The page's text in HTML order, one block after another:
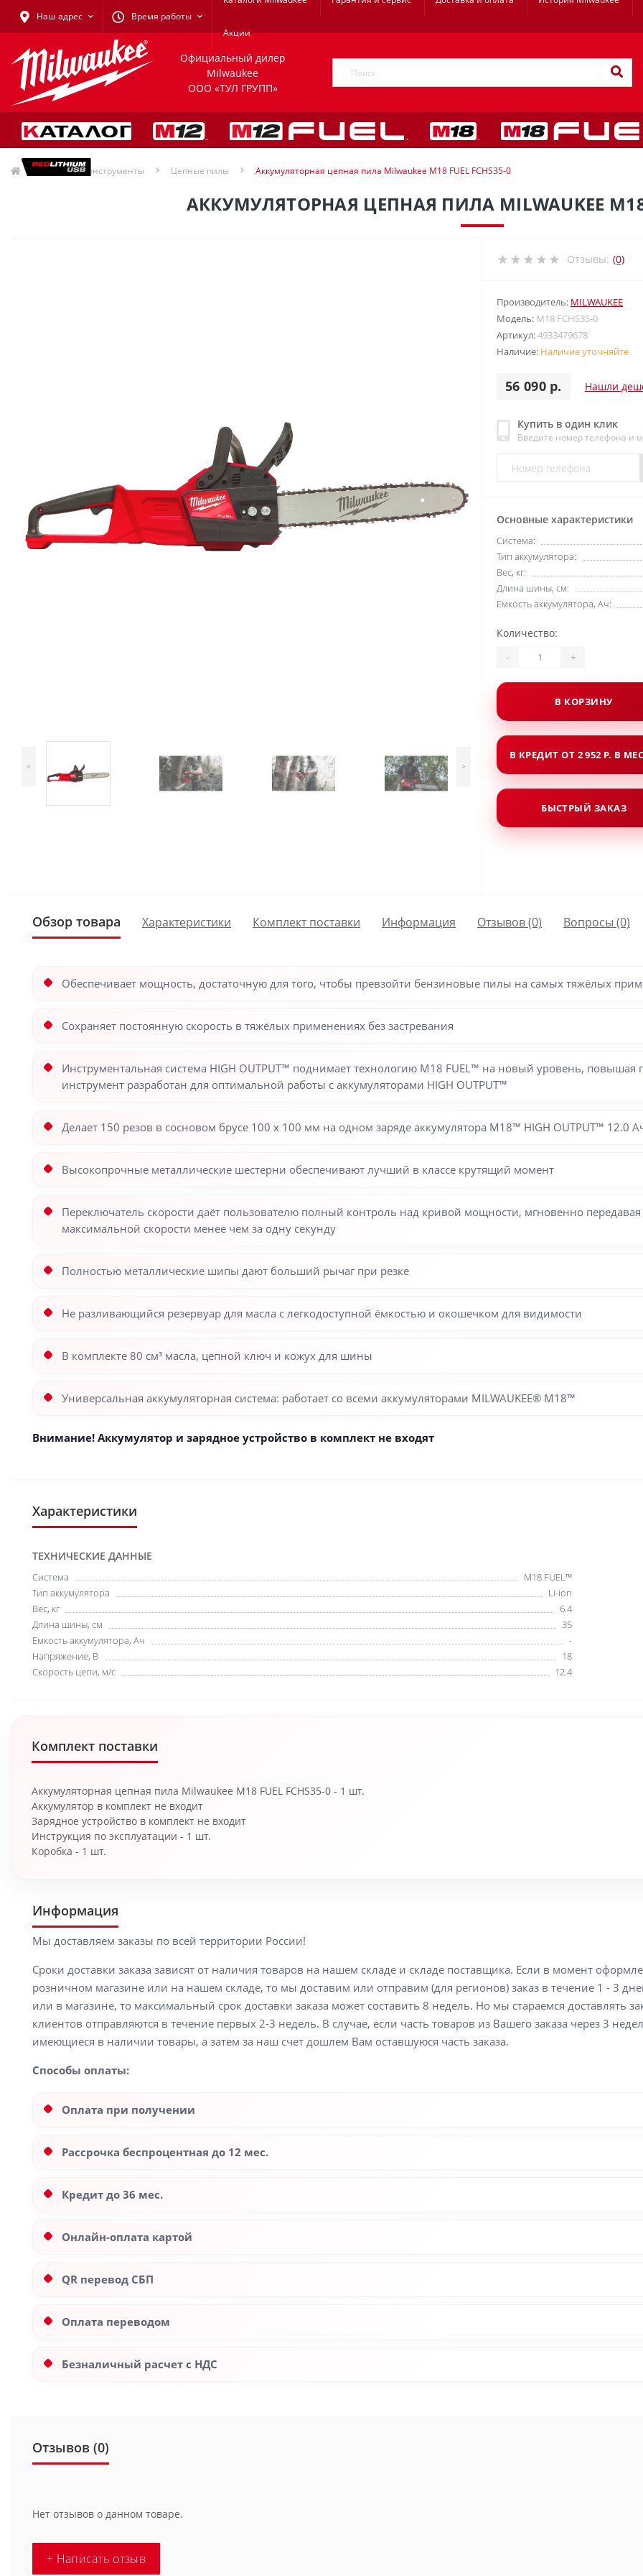
Наш адрес Время работы
Акции
Официальный дилер
Milwaukee
ООО «ТУЛ ГРУПП»
Садовые инструменты Цепные пилы Аккумуляторная цепная пила Milwaukee M18 FUEL FCHS35-0
АККУМУЛЯТОРНАЯ ЦЕПНАЯ ПИЛА MILWAUKEE M18
< >
Отзывы: (0)
Производитель: MILWAUKEE
Модель: M18 FCHS35-0
Артикул:4933479678
Наличие: Наличие уточняйте
56 090 р. Нашли
Купить в один клик
Введите номер телефона и
Основные характеристики
Система:
Тип аккумулятора:
Вес, кг:
Длина шины, см:
Емкость аккумулятора, Ач:
Количество:
- +
В КОРЗИНУ
В КРЕДИТ ОТ 2 952 Р. В
БЫСТРЫЙ ЗАКАЗ
Обзор товара Характеристики Комплект поставки Информация Отзывов (0) Вопросы (0)
Обеспечивает мощность, достаточную для того, чтобы превзойти бензиновые пилы на самых тяжёлых
Сохраняет постоянную скорость в тяжёлых применениях без застревания
Инструментальная система HIGH OUTPUT™ поднимает технологию M18 FUEL™ на новый уровень, повышая
инструмент разработан для оптимальной работы с аккумуляторами HIGH OUTPUT™
Делает 150 резов в сосновом брусе 100 х 100 мм на одном заряде аккумулятора M18™ HIGH OUTPUT™ 12.0
Высокопрочные металлические шестерни обеспечивают лучший в классе крутящий момент
Переключатель скорости даёт пользователю полный контроль над кривой мощности, мгновенно
максимальной скорости менее чем за одну секунду
Полностью металлические шипы дают больший рычаг при резке
Не разливающийся резервуар для масла с легкодоступной ёмкостью и окошечком для видимости
В комплекте 80 см³ масла, цепной ключ и кожух для шины
Универсальная аккумуляторная система: работает со всеми аккумуляторами MILWAUKEE® M18™
Внимание! Аккумулятор и зарядное устройство в комплект не входят
Характеристики
ТЕХНИЧЕСКИЕ ДАННЫЕ
Система
M18 FUEL™
Тип аккумулятора
Li-ion
Вес, кг
6.4
Длина шины, см
35
Емкость аккумулятора, Ач
-
Напряжение, В
18
Скорость цепи, м/с
12.4
Комплект поставки
Аккумуляторная цепная пила Milwaukee M18 FUEL FCHS35-0 - 1 шт.
Аккумулятор в комплект не входит
Зарядное устройство в комплект не входит
Инструкция по эксплуатации - 1 шт.
Коробка - 1 шт.
Информация
Мы доставляем заказы по всей территории России!
Сроки доставки заказа зависят от наличия товаров на нашем складе и складе поставщика. Если в момент
розничном магазине или на нашем складе, то мы доставим или отправим (для регионов) заказ в течение 1 - 3
или в магазине, то максимальный срок доставки заказа может составить 8 недель. Но мы стараемся доставлять
клиентов отправляются в течение первых 2-3 недель. В случае, если часть товаров из Вашего заказа через 3
имеющиеся в наличии товары, а затем за наш счет дошлем Вам оставшуюся часть заказа.
Способы оплаты:
Оплата при получении
Рассрочка беспроцентная до 12 мес.
Кредит до 36 мес.
Онлайн-оплата картой
QR перевод СБП
Оплата переводом
Безналичный расчет с НДС
Отзывов (0)
Нет отзывов о данном товаре.
+ Написать отзыв